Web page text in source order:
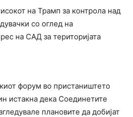
на Трамп за контрола над
со оглед на
на САД за територијата
форум во пристаништето
истакна дека Соединетите
плановите да добијат